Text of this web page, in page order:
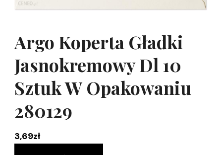
Argo Koperta Gładki
Jasnokremowy Dl 10
Sztuk W Opakowaniu
280129
3,69zł